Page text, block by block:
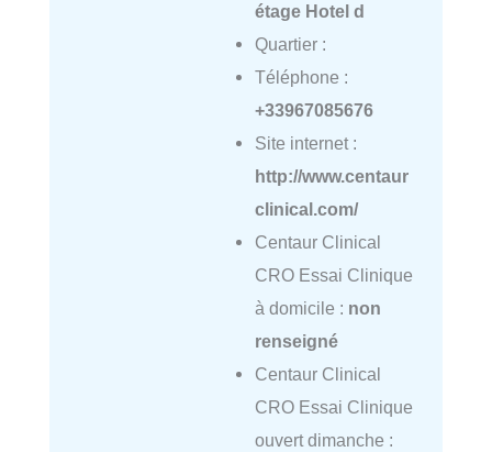
étage Hotel d
Quartier :
Téléphone :
+33967085676
Site internet :
http://www.centaur
clinical.com/
Centaur Clinical
CRO Essai Clinique
à domicile : non
renseigné
Centaur Clinical
CRO Essai Clinique
ouvert dimanche :